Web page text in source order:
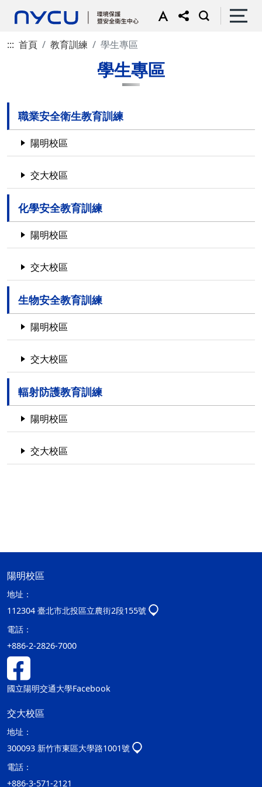
::: 首頁 教育訓練 學生專區
學生專區
職業安全衛生教育訓練
陽明校區
交大校區
化學安全教育訓練
陽明校區
交大校區
生物安全教育訓練
陽明校區
交大校區
輻射防護教育訓練
陽明校區
交大校區
陽明校區
地址：
112304 臺北市北投區立農街2段155號
電話：
+886-2-2826-7000
國立陽明交通大學Facebook
交大校區
地址：
300093 新竹市東區大學路1001號
電話：
+886-3-571-2121